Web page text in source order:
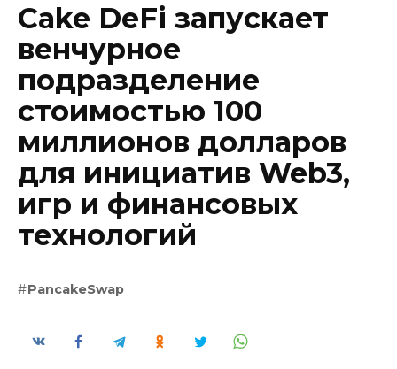
Cake DeFi запускает
венчурное
подразделение
стоимостью 100
миллионов долларов
для инициатив Web3,
игр и финансовых
технологий
PancakeSwap